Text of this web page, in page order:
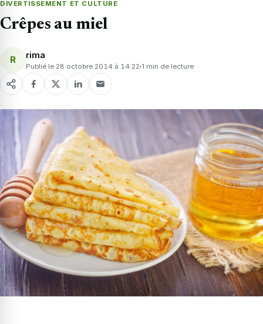
DIVERTISSEMENT ET CULTURE
Crêpes au miel
R rima
Publié le 28 octobre 2014 à 14:22 1 min de lecture